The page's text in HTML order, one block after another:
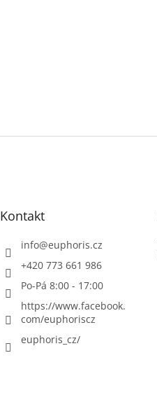
Kontakt
info@euphoris.cz
+420 773 661 986
Po-Pá 8:00 - 17:00
https://www.facebook.
com/euphoriscz
euphoris_cz/